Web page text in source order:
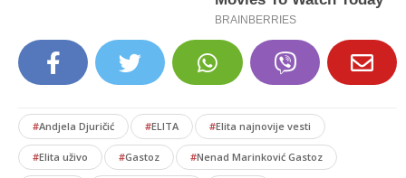
#Andjela Djuričić #ELITA #Elita najnovije vesti
#Elita uživo #Gastoz #Nenad Marinković Gastoz